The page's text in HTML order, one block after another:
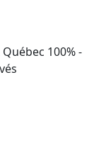
100% -